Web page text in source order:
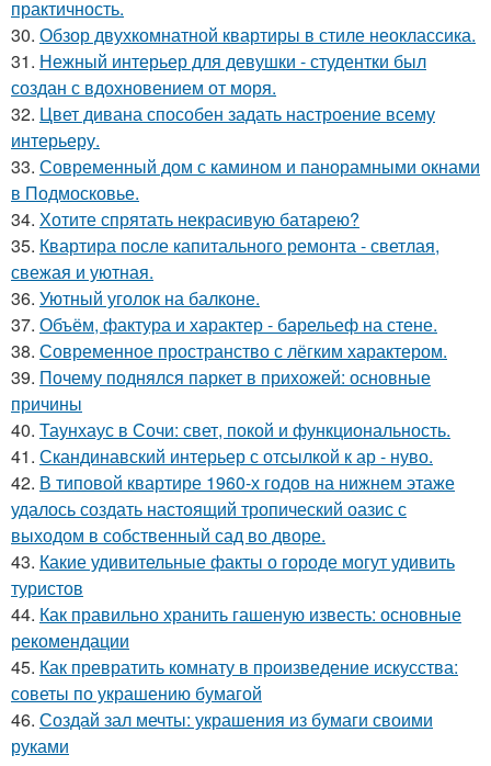
практичность.
30. Обзор двухкомнатной квартиры в стиле неоклассика.
31. Нежный интерьер для девушки - студентки был
создан с вдохновением от моря.
32. Цвет дивана способен задать настроение всему
интерьеру.
33. Современный дом с камином и панорамными окнами
в Подмосковье.
34. Хотите спрятать некрасивую батарею?
35. Квартира после капитального ремонта - светлая,
свежая и уютная.
36. Уютный уголок на балконе.
37. Объём, фактура и характер - барельеф на стене.
38. Современное пространство с лёгким характером.
39. Почему поднялся паркет в прихожей: основные
причины
40. Таунхаус в Сочи: свет, покой и функциональность.
41. Скандинавский интерьер с отсылкой к ар - нуво.
42. В типовой квартире 1960-х годов на нижнем этаже
удалось создать настоящий тропический оазис с
выходом в собственный сад во дворе.
43. Какие удивительные факты о городе могут удивить
туристов
44. Как правильно хранить гашеную известь: основные
рекомендации
45. Как превратить комнату в произведение искусства:
советы по украшению бумагой
46. Создай зал мечты: украшения из бумаги своими
руками